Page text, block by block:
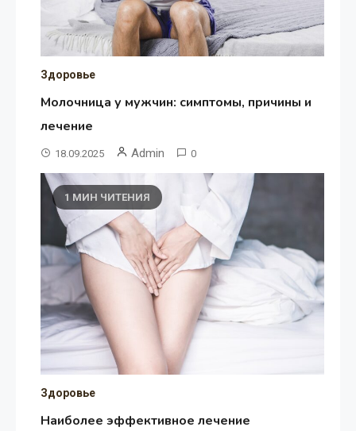
Здоровье
Молочница у мужчин: симптомы, причины и
лечение
18.09.2025 Admin 0
1 МИН ЧИТЕНИЯ
Здоровье
Наиболее эффективное лечение